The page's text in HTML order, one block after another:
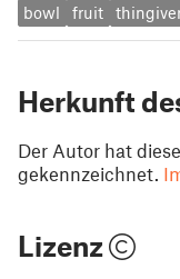
bowl fruit
Herkunft
Der Autor hat
gekennzeichnet.
Lizenz